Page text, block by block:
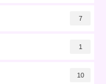
7
1
10